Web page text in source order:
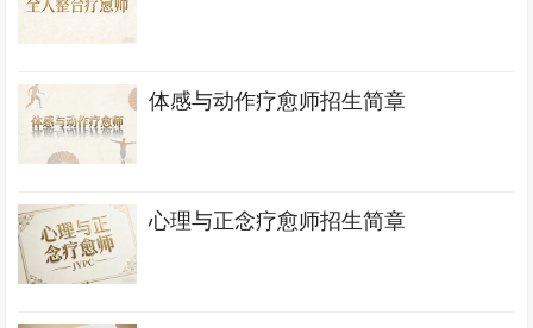
体感与动作疗愈师招生简章
心理与正念疗愈师招生简章